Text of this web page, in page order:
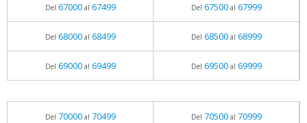
Del 67000al 67499 Del 67500al 67999
Del 68000al 68499 Del 68500al 68999
Del 69000al 69499 Del 69500al 69999
Del 70000al 70499 Del 70500al 70999